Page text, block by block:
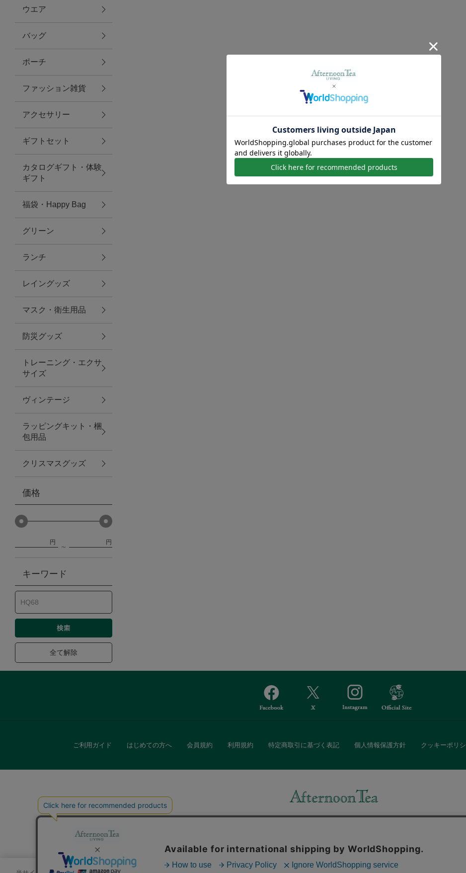
ファブリック
グリーン
バス＆ビューティー
バス＆ビューティー
タオル
ウエア＆バッグ
ウエア
レイングッズ
アクセサリー
ファッション雑貨
ファッショングッズ
スマホケース・アクセサリー
ポーチ
ステーショナリー
その他
紅茶・フード
防災グッズ・非常食
トレーニング
ヴィンテージ
ウエア
バッグ
ポーチ
ファッション雑貨
アクセサリー
ギフトセット
カタログギフト・体験
ギフト
福袋・Happy Bag
グリーン
ランチ
レイングッズ
マスク・衛生用品
防災グッズ
トレーニング・エクサ
サイズ
ヴィンテージ
ラッピングキット・梱
包用品
クリスマスグッズ
価格
円 円
キーワード
全て解除
ご利用ガイド はじめての方へ 会員規約 利用規約 特定商取引に基づく表記 個人情報保護方針 クッキーポリ
また、ギフトセットなどギフトにぴったりの豊富な商品がラインナップ。
「ソーシャルギフト」サービスもご提供しています。